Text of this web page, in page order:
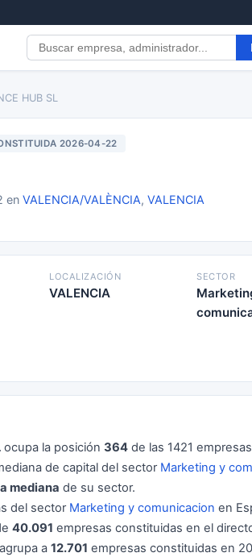
HUB SL
2026-04-22
en VALENCIA/VALÈNCIA, VALENCIA
LOCALIZACIÓN
VALENCIA
SECTOR
ocupa la posición 364 de las 1421
de capital del sector Marketing y
mediana de su sector.
del sector Marketing y comunicacion en
40.091 empresas constituidas en el
agrupa a 12.701 empresas constituidas en